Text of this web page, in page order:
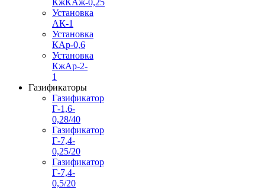
Установка
АК-1
Установка
КАр-0,6
Установка
КжАр-2-
1
Газификаторы
Газификатор
Г-1,6-
0,28/40
Газификатор
Г-7,4-
0,25/20
Газификатор
Г-7,4-
0,5/20